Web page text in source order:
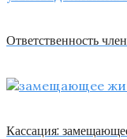
Ответственность
Кассация: